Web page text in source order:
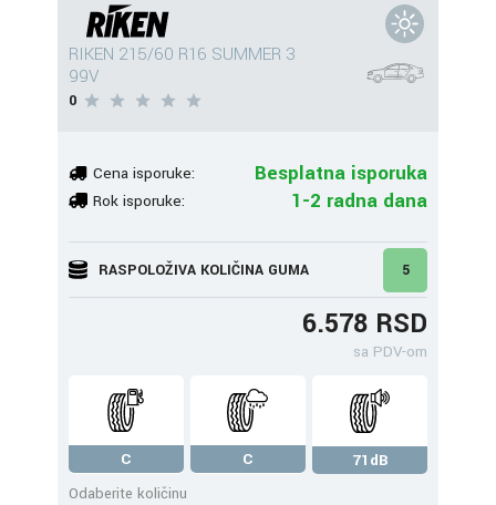
RIKEN 215/60 R16 SUMMER 3
99V
0
Cena isporuke: Besplatna isporuka
Rok isporuke: 1-2 radna dana
RASPOLOŽIVA KOLIČINA GUMA 5
6.578 RSD
sa PDV-om
C C
71dB
Odaberite količinu